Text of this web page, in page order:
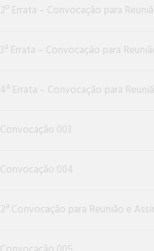
2º Errata – Convocação para
3ª Errata – Convocação para
4ª Errata – Convocação para
Convocação 003
Convocação 004
2ª Convocação para Reunião e